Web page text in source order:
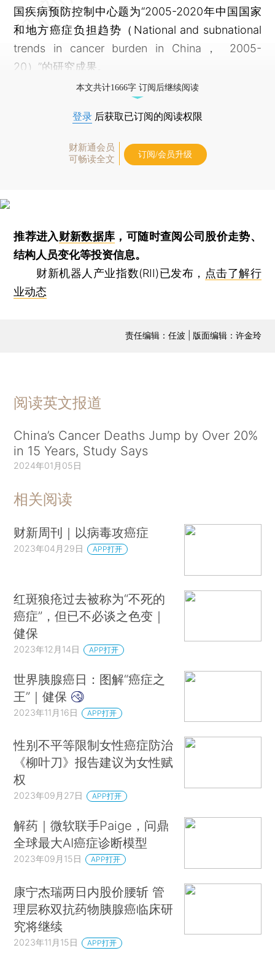
国疾病预防控制中心题为“2005-2020年中国国家
和地方癌症负担趋势（National and subnational
trends in cancer burden in China， 2005-
20）”的研究成果。
本文共计1666字 订阅后继续阅读
登录 后获取已订阅的阅读权限
财新通会员
可畅读全文
订阅/会员升级
推荐进入财新数据库 ，可随时查阅公司股价走势、
结构人员变化等投资信息。
财新机器人产业指数(RII)已发布， 点击了解行
业动态
责任编辑：任波 | 版面编辑：许金玲
阅读英文报道
China’s Cancer Deaths Jump by Over 20%
in 15 Years, Study Says
2024年01月05日
相关阅读
财新周刊｜以病毒攻癌症
2023年04月29日 APP打开
红斑狼疮过去被称为“不死的
癌症”，但已不必谈之色变｜
健保
2023年12月14日 APP打开
世界胰腺癌日：图解“癌症之
王”｜健保
2023年11月16日 APP打开
性别不平等限制女性癌症防治
《柳叶刀》报告建议为女性赋
权
2023年09月27日 APP打开
解药｜微软联手Paige，问鼎
全球最大AI癌症诊断模型
2023年09月15日 APP打开
康宁杰瑞两日内股价腰斩 管
理层称双抗药物胰腺癌临床研
究将继续
2023年11月15日 APP打开